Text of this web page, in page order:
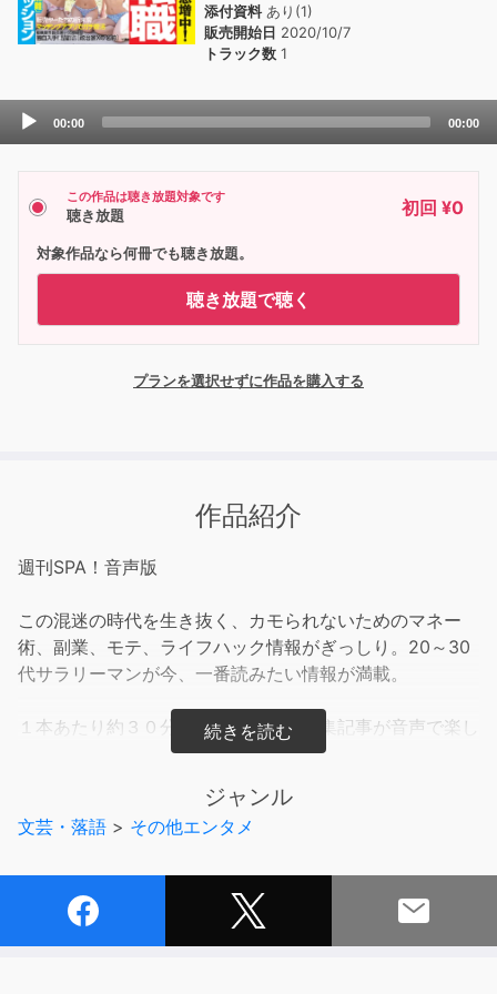
添付資料あり(1)
販売開始日 2020/10/7
トラック数 1
Audio
00:00 00:00
この作品は聴き放題対象です
聴き放題 初回 ¥0
対象作品なら何冊でも聴き放題。
聴き放題で聴く
プランを選択せずに作品を購入する
作品紹介
週刊SPA！音声版
この混迷の時代を生き抜く、カモられないためのマネー
術、副業、モテ、ライフハック情報がぎっしり。20～30
代サラリーマンが今、一番読みたい情報が満載。
１本あたり約３０分で、毎号最新の特集記事が音声で楽し
ジャンル
文芸・落語 > その他エンタメ